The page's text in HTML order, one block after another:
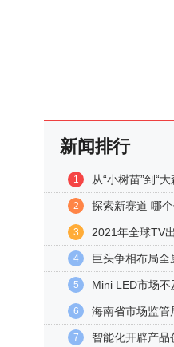
新闻排行
1 从“小树苗”到“大
2 探索新赛道 哪个
3 2021年全球TV
4 巨头争相布局全
5 Mini LED市场不
6 海南省市场监管
7 智能化开辟产品